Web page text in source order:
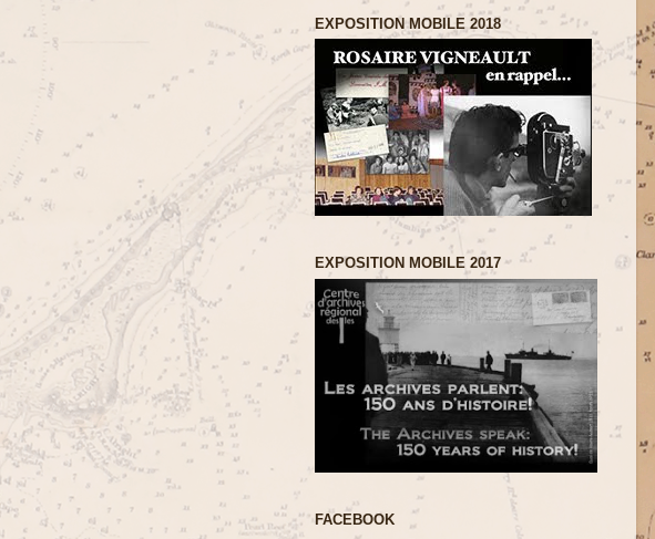
EXPOSITION MOBILE 2018
EXPOSITION MOBILE 2017
FACEBOOK